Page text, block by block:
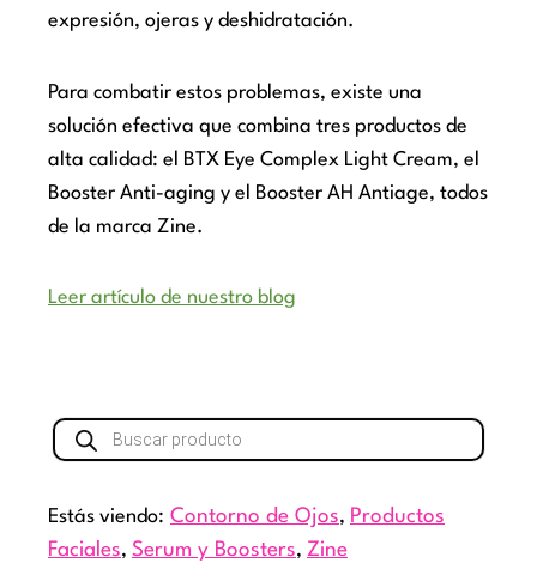
expresión, ojeras y deshidratación.
Para combatir estos problemas, existe una
solución efectiva que combina tres productos de
alta calidad: el BTX Eye Complex Light Cream, el
Booster Anti-aging y el Booster AH Antiage, todos
de la marca Zine.
Leer artículo de nuestro blog
Búsqueda
de
Estás viendo: Contorno de Ojos, Productos
Faciales, Serum y Boosters, Zine